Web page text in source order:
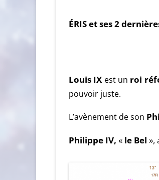
ÉRIS et ses 2
Louis IX est un roi
pouvoir juste.
L’avènement de son
Philippe IV,« le Bel »,